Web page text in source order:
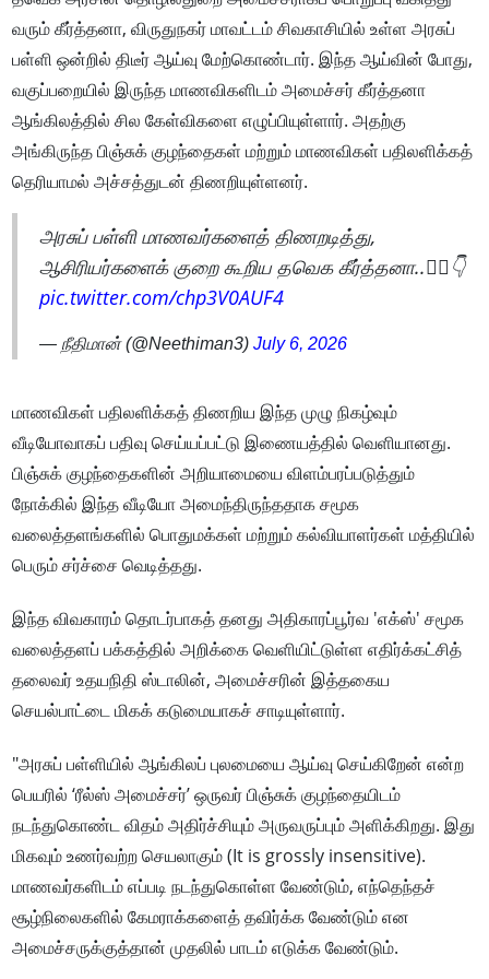
வரும் கீர்த்தனா, விருதுநகர் மாவட்டம் சிவகாசியில் உள்ள அரசுப்
பள்ளி ஒன்றில் திடீர் ஆய்வு மேற்கொண்டார். இந்த ஆய்வின் போது,
வகுப்பறையில் இருந்த மாணவிகளிடம் அமைச்சர் கீர்த்தனா
ஆங்கிலத்தில் சில கேள்விகளை எழுப்பியுள்ளார். அதற்கு
அங்கிருந்த பிஞ்சுக் குழந்தைகள் மற்றும் மாணவிகள் பதிலளிக்கத்
தெரியாமல் அச்சத்துடன் திணறியுள்ளனர்.
அரசுப் பள்ளி மாணவர்களைத் திணறடித்து,
ஆசிரியர்களைக் குறை கூறிய தவெக கீர்த்தனா..🤦‍♂️👇
pic.twitter.com/chp3V0AUF4
— நீதிமான் (@Neethiman3)July 6, 2026
மாணவிகள் பதிலளிக்கத் திணறிய இந்த முழு நிகழ்வும்
வீடியோவாகப் பதிவு செய்யப்பட்டு இணையத்தில் வெளியானது.
பிஞ்சுக் குழந்தைகளின் அறியாமையை விளம்பரப்படுத்தும்
நோக்கில் இந்த வீடியோ அமைந்திருந்ததாக சமூக
வலைத்தளங்களில் பொதுமக்கள் மற்றும் கல்வியாளர்கள் மத்தியில்
பெரும் சர்ச்சை வெடித்தது.
இந்த விவகாரம் தொடர்பாகத் தனது அதிகாரப்பூர்வ 'எக்ஸ்' சமூக
வலைத்தளப் பக்கத்தில் அறிக்கை வெளியிட்டுள்ள எதிர்க்கட்சித்
தலைவர் உதயநிதி ஸ்டாலின், அமைச்சரின் இத்தகைய
செயல்பாட்டை மிகக் கடுமையாகச் சாடியுள்ளார்.
"அரசுப் பள்ளியில் ஆங்கிலப் புலமையை ஆய்வு செய்கிறேன் என்ற
பெயரில் ‘ரீல்ஸ் அமைச்சர்’ ஒருவர் பிஞ்சுக் குழந்தையிடம்
நடந்துகொண்ட விதம் அதிர்ச்சியும் அருவருப்பும் அளிக்கிறது. இது
மிகவும் உணர்வற்ற செயலாகும் (It is grossly insensitive).
மாணவர்களிடம் எப்படி நடந்துகொள்ள வேண்டும், எந்தெந்தச்
சூழ்நிலைகளில் கேமராக்களைத் தவிர்க்க வேண்டும் என
அமைச்சருக்குத்தான் முதலில் பாடம் எடுக்க வேண்டும்.